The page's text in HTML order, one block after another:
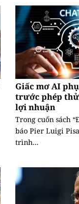
Giấc mơ AI
trước phép
lợi nhuận
Trong cuốn sách
báo Pier Luigi
trình...